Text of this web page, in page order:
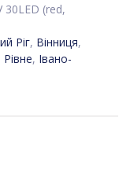
30LED (red,
Ріг, Вінниця,
Рівне, Івано-